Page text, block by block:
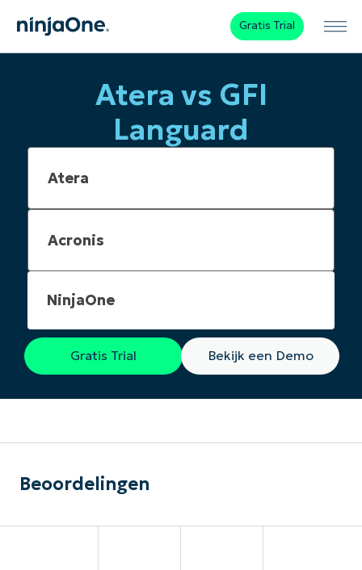
Gratis Trial
Atera vs GFI
Languard
NinjaOne
Gratis Trial Bekijk een Demo
Beoordelingen